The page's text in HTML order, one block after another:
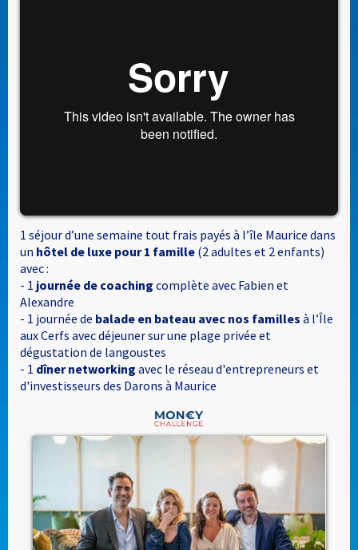
1 séjour d’une semaine tout frais payés à l’île Maurice dans
un hôtel de luxe pour 1 famille (2 adultes et 2 enfants)
avec :
- 1 journée de coaching complète avec Fabien et
Alexandre
- 1 journée de balade en bateau avec nos familles à l’Île
aux Cerfs avec déjeuner sur une plage privée et
dégustation de langoustes
- 1 dîner networking avec le réseau d'entrepreneurs et
d'investisseurs des Darons à Maurice